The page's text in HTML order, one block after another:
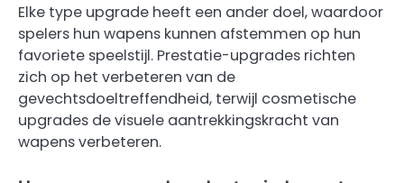
Elke type upgrade heeft een ander doel, waardoor
spelers hun wapens kunnen afstemmen op hun
favoriete speelstijl. Prestatie-upgrades richten
zich op het verbeteren van de
gevechtsdoeltreffendheid, terwijl cosmetische
upgrades de visuele aantrekkingskracht van
wapens verbeteren.